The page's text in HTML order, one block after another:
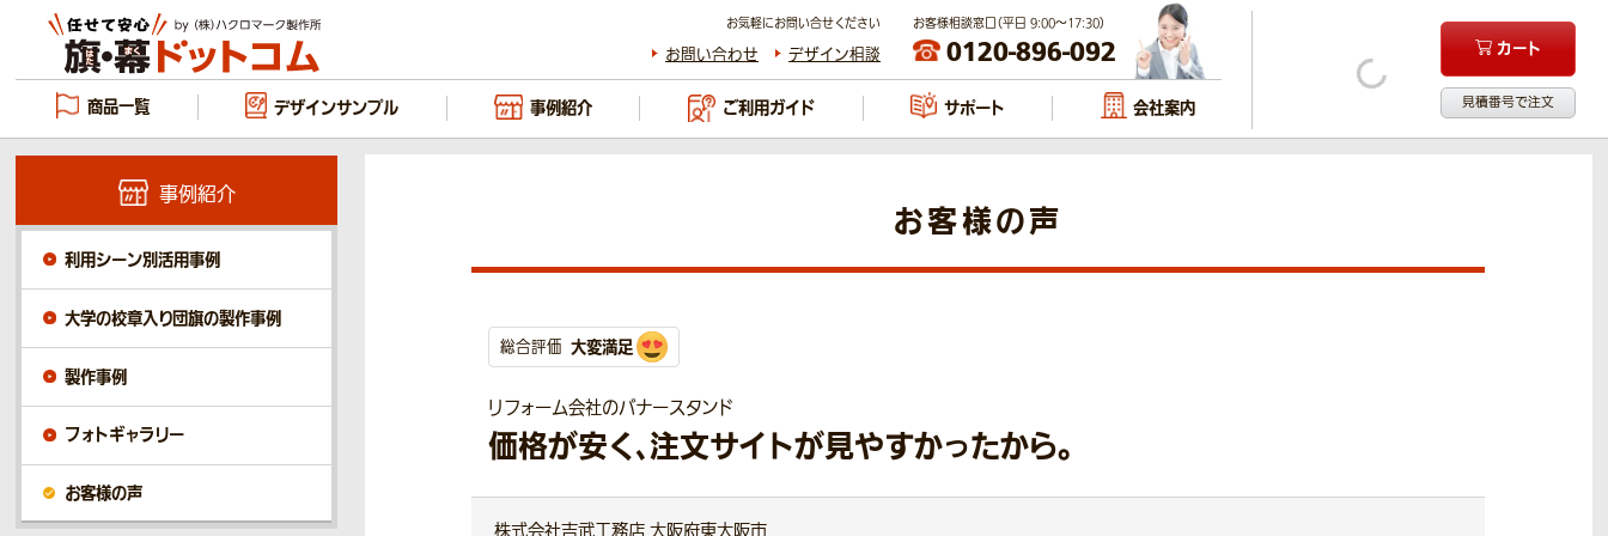
お気軽にお問い合せください
お問い合わせ デザイン相談
お客様相談窓口（平日 9:00～17:30）
0120-896-092 カート
見積番号で注文
商品一覧 デザインサンプル 事例紹介 ご利用ガイド サポート 会社案内
お客様の声
総合評価 大変満足
リフォーム会社のバナースタンド
価格が安く、注文サイトが見やすかったから。
事例紹介
利用シーン別活用事例
大学の校章入り団旗の製作事例
製作事例
フォトギャラリー
お客様の声